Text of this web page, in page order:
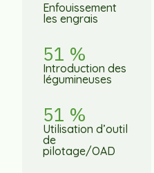
Enfouissement
les engrais
51 %
Introduction des
légumineuses
51 %
Utilisation d’outil
de
pilotage/OAD